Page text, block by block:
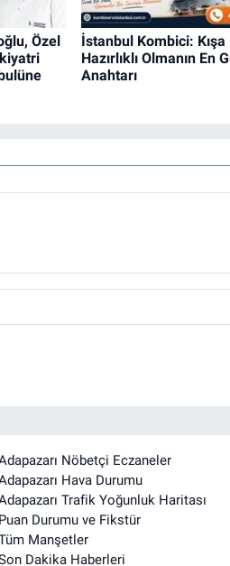
Özel
İstanbul Kombici: Kışa
Hazırlıklı Olmanın En
Anahtarı
Nöbetçi Eczaneler
Hava Durumu
Trafik Yoğunluk Haritası
Puan Durumu ve Fikstür
Manşetler
Dakika Haberleri